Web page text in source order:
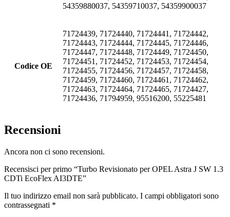
54359880037, 54359710037, 54359900037
Codice OE
71724439, 71724440, 71724441, 71724442,
71724443, 71724444, 71724445, 71724446,
71724447, 71724448, 71724449, 71724450,
71724451, 71724452, 71724453, 71724454,
71724455, 71724456, 71724457, 71724458,
71724459, 71724460, 71724461, 71724462,
71724463, 71724464, 71724465, 71724427,
71724436, 71794959, 95516200, 55225481
Recensioni
Ancora non ci sono recensioni.
Recensisci per primo “Turbo Revisionato per OPEL Astra J SW 1.3
CDTi EcoFlex AI3DTE”
Il tuo indirizzo email non sarà pubblicato. I campi obbligatori sono
contrassegnati *